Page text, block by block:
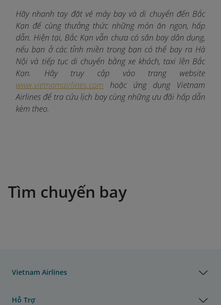
Hãy nhanh tay đặt vé máy bay và di chuyển đến Bắc
Kạn để cùng thưởng thức những món ăn ngon, hấp
dẫn. Hiện tại, Bắc Kạn vẫn chưa có sân bay dân dụng,
nếu bạn ở các tỉnh miền trong bạn có thể bay ra Hà
Nội và tiếp tục di chuyển bằng xe khách, taxi lên Bắc
Kạn. Hãy truy cập vào trang website
www.vietnamairlines.com hoặc ứng dụng Vietnam
Airlines để tra cứu lịch bay cùng những ưu đãi hấp dẫn
kèm theo.
Tìm chuyến bay
Vietnam Airlines
Hỗ Trợ